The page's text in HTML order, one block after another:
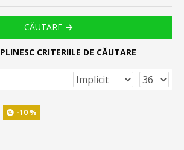
CĂUTARE
CRITERIILE DE CĂUTARE
-10 %